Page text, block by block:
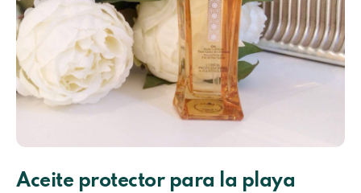
Aceite protector para la playa